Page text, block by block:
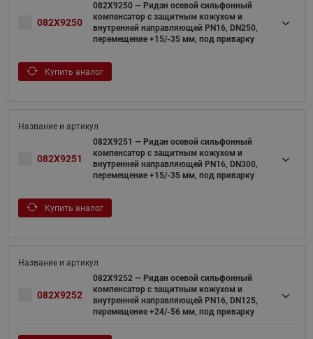
082X9250
082X9250 — Ридан осевой сильфонный
компенсатор с защитным кожухом и
внутренней направляющей PN16, DN250,
перемещение +15/-35 мм, под приварку
Купить аналог
082X9251
082X9251 — Ридан осевой сильфонный
компенсатор с защитным кожухом и
внутренней направляющей PN16, DN300,
перемещение +15/-35 мм, под приварку
Купить аналог
082X9252
082X9252 — Ридан осевой сильфонный
компенсатор с защитным кожухом и
внутренней направляющей PN16, DN125,
перемещение +24/-56 мм, под приварку